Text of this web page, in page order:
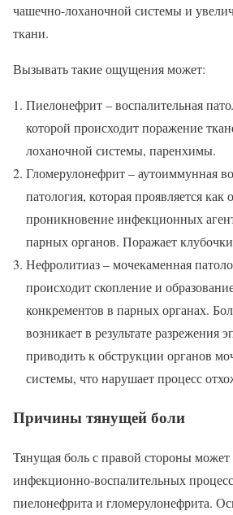
чашечно-лоханочной системы и
ткани.
Вызывать такие ощущения может:
Пиелонефрит – воспалительная
которой происходит поражение
лоханочной системы, паренхимы.
Гломерулонефрит – аутоиммунная
патология, которая проявляется как
проникновение инфекционных
парных органов. Поражает
Нефролитиаз – мочекаменная
происходит скопление и
конкрементов в парных органах.
возникает в результате разрежения
приводить к обструкции органов
системы, что нарушает процесс
Причины тянущей боли
Тянущая боль с правой стороны
инфекционно-воспалительных
пиелонефрита и гломерулонефрита.